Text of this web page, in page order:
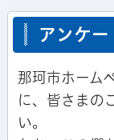
アンケー
那珂市ホーム
に、皆さまの
い。